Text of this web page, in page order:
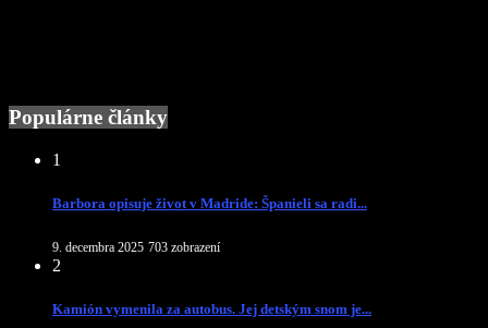
Populárne články
1
Barbora opisuje život v Madride: Španieli sa radi...
9. decembra 2025 703 zobrazení
2
Kamión vymenila za autobus. Jej detským snom je...